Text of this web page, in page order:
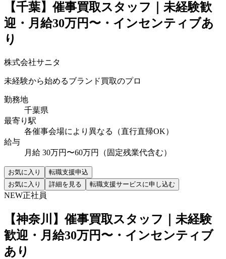
【千葉】催事買取スタッフ｜未経験歓
迎・月給30万円〜・インセンティブあ
り
株式会社サニタ
未経験から始めるブランド買取のプロ
勤務地
千葉県
最寄り駅
各催事会場により異なる（直行直帰OK）
給与
月給 30万円〜60万円（固定残業代含む）
お気に入り
転職支援申込
お気に入り
詳細を見る 転職支援サービスに申し込む
NEW正社員
【神奈川】催事買取スタッフ｜未経験
歓迎・月給30万円〜・インセンティブ
あり